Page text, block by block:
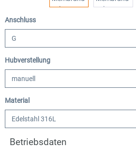
Anschlussauswählen
Hubverstellungauswählen
Materialauswählen
Betriebsdaten